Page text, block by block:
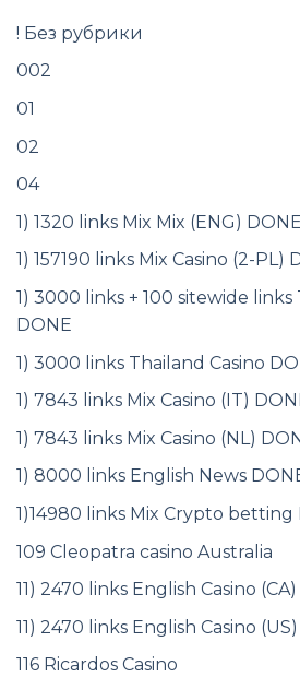
! Без рубрики
002
01
02
04
1) 1320 links Mix Mix (ENG) DONE
1) 157190 links Mix Casino (2-PL)
1) 3000 links + 100 sitewide links
DONE
1) 3000 links Thailand Casino
1) 7843 links Mix Casino (IT)
1) 7843 links Mix Casino (NL)
1) 8000 links English News
1)14980 links Mix Crypto betting
109 Cleopatra casino Australia
11) 2470 links English Casino
11) 2470 links English Casino
116 Ricardos Casino